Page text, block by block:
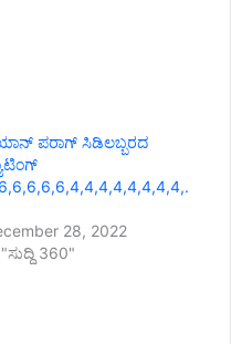
ಪರಾಗ್ ಸಿಡಿಲಬ್ಬರದ
28, 2022
360"